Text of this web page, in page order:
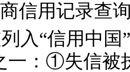
信用记录查
入“信用中国
一：①失信被